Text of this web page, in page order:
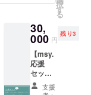
て問題
ないで
キャン
バスサ
イズ
273 ×
ゼント
企画を
致しま
す！ 記
載して
ほしい
情報を
択
す
る
30,
000 円
残り3
【msy.
応援
セッ
ト・シ
リアル
支援